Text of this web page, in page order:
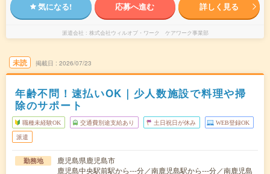
気になる! 応募へ進む 詳しく見る
派遣会社 株式会社ウィルオブ・ワーク ケアワーク事業部
未読 掲載日 2026/07/23
年齢不問！速払いOK｜少人数施設で料理や掃
除のサポート
職種未経験OK 交通費別途支給あり 土日祝日が休み WEB登録OK
派遣
勤務地
鹿児島県鹿児島市
鹿児島中央駅前駅から---分／南鹿児島駅から---分／南鹿児島